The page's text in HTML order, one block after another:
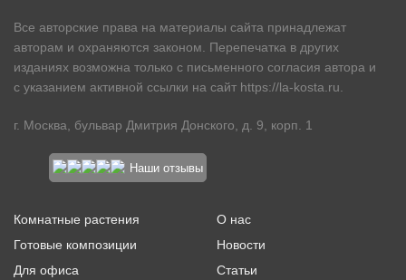
Все авторские права на материалы сайта принадлежат
авторам и охраняются законом. Перепечатка в других
изданиях возможна только с письменного согласия автора и
с указанием активной ссылки на сайт https://la-kosta.ru
г. Москва, бульвар Дмитрия Донского, д. 9, корп. 1
Наши отзывы
Комнатные растения
Готовые композиции
Для офиса
О нас
Новости
Статьи